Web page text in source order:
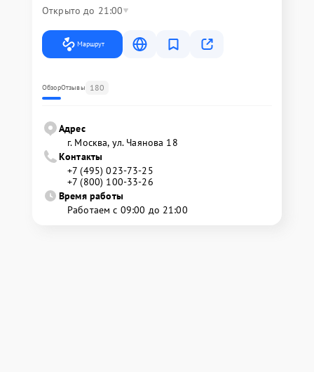
Открыто до 21:00
Маршрут
ОбзорОтзывы 180
Адрес
г. Москва, ул. Чаянова 18
Контакты
+7 (495) 023-73-25
+7 (800) 100-33-26
Время работы
Работаем с 09:00 до 21:00